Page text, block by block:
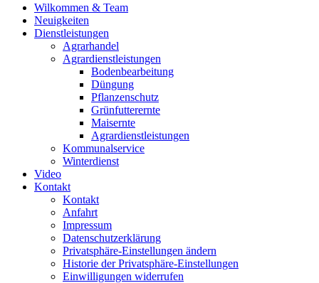
Wilkommen & Team
Neuigkeiten
Dienstleistungen
Agrarhandel
Agrardienstleistungen
Bodenbearbeitung
Düngung
Pflanzenschutz
Grünfutterernte
Maisernte
Agrardienstleistungen
Kommunalservice
Winterdienst
Video
Kontakt
Kontakt
Anfahrt
Impressum
Datenschutzerklärung
Privatsphäre-Einstellungen ändern
Historie der Privatsphäre-Einstellungen
Einwilligungen widerrufen